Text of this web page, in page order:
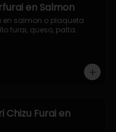
en Salmon
en salmon o plaqueta
furai, queso, palta.
Chizu Furai en